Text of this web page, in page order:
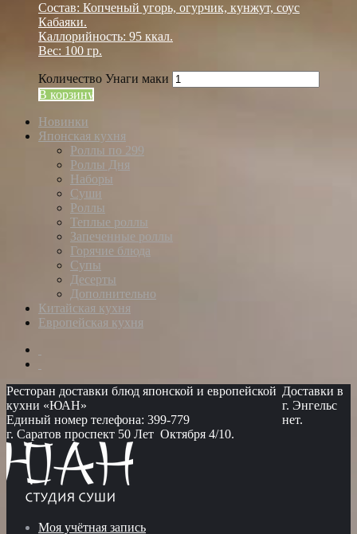
Состав: Копченый угорь, огурчик, кунжут, соус
Кабаяки.
Каллорийность: 95 ккал.
Вес: 100 гр.
Количество Унаги маки
В корзину
Новинки
Японская кухня
Роллы по 299
Роллы Дня
Наборы
Суши
Роллы
Теплые роллы
Запеченные роллы
Горячие блюда
Супы
Десерты
Дополнительно
Китайская кухня
Европейская кухня
Ресторан доставки блюд японской и европейской
кухни «ЮАН»
Единый номер телефона: 399-779
г. Саратов проспект 50 Лет Октября 4/10.
Доставки в
г. Энгельс
нет.
Моя учётная запись